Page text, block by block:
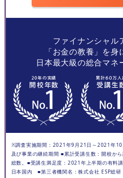
ファイナンシャル
「お金の教養」を
日本最大級の総合マネ
※調査実施期間：2021年9月21日～2021年
及び事業の継続期間 ■累計受講生数：開校か
総数。■受講生満足度：2021年上半期の有料
日本国内 ■第三者機関名：株式会社 ESP総研